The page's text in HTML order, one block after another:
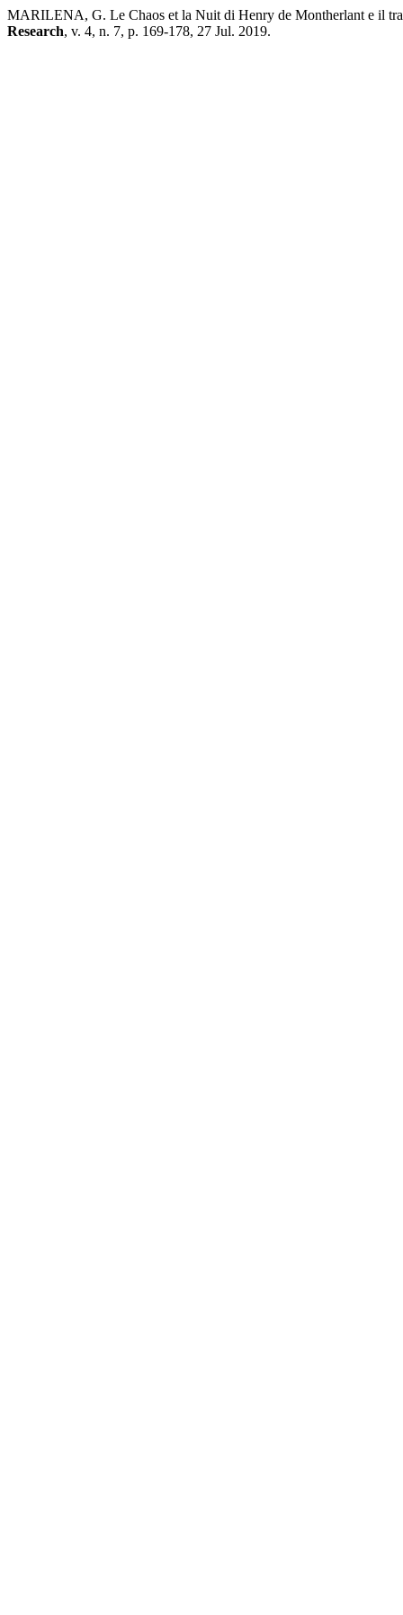
MARILENA, G. Le Chaos et la Nuit di Henry de Montherlant e il
Research, v. 4, n. 7, p. 169-178, 27 Jul. 2019.